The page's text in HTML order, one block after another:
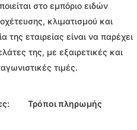
στο εμπόριο ειδών
κλιματισμού και
της εταιρείας είναι να παρέχει
της, με εξαιρετικές και
τιμές.
Τρόποι πληρωμής